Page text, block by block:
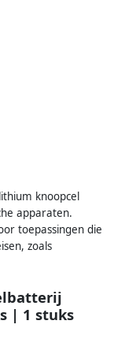
knoopcel
apparaten.
toepassingen die
zoals
| 1 stuks